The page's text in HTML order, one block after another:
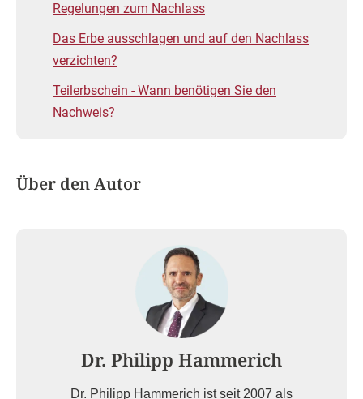
Regelungen zum Nachlass
Das Erbe ausschlagen und auf den Nachlass
verzichten?
Teilerbschein - Wann benötigen Sie den
Nachweis?
Über den Autor
Dr. Philipp Hammerich
Dr. Philipp Hammerich ist seit 2007 als